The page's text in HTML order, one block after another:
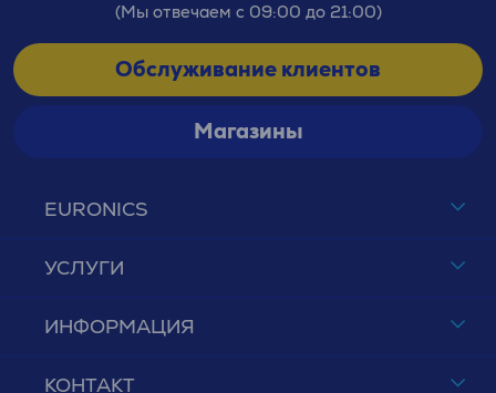
EURONICS
УСЛУГИ
ИНФОРМАЦИЯ
КОНТАКТ
(Мы отвечаем с 09:00 до 21:00)
Обслуживание клиентов
Магазины